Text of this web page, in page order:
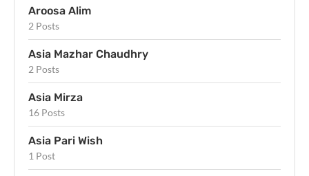
Aroosa Alim
2 Posts
Asia Mazhar Chaudhry
2 Posts
Asia Mirza
16 Posts
Asia Pari Wish
1 Post